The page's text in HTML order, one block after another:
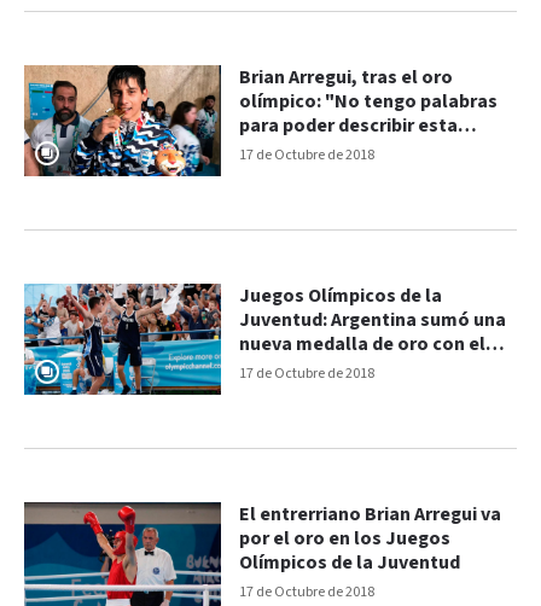
17 de Octubre de 2018
Brian Arregui, tras el oro
olímpico: "No tengo palabras
para poder describir esta
felicidad"
17 de Octubre de 2018
Juegos Olímpicos de la
Juventud: Argentina sumó una
nueva medalla de oro con el
básquet 3x3
17 de Octubre de 2018
El entrerriano Brian Arregui va
por el oro en los Juegos
Olímpicos de la Juventud